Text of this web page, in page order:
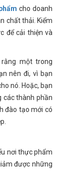
cho doanh
chất thải. Kiểm
để cải thiện và
một trong
nên đi, vì bạn
nó. Hoặc, bạn
các thành phần
đào tạo mới có
nơi thực phẩm
được những